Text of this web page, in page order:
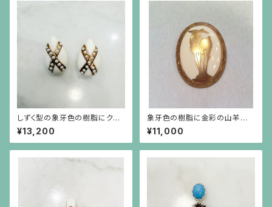
しずく型の象牙色の樹脂にクロ
スの金彩、イミテーションパール
のイヤリング
¥13,200
象牙色の樹脂に金彩の山羊の
ブローチ 楕円(中)
¥11,000